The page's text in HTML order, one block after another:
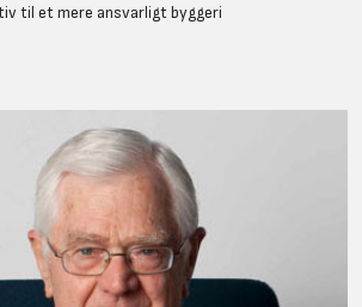
til et mere ansvarligt byggeri